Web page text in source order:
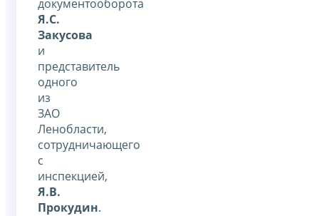
документооборота
Я.С.
Закусова
и
представитель
одного
из
ЗАО
Ленобласти,
сотрудничающего
с
инспекцией,
Я.В.
Прокудин.